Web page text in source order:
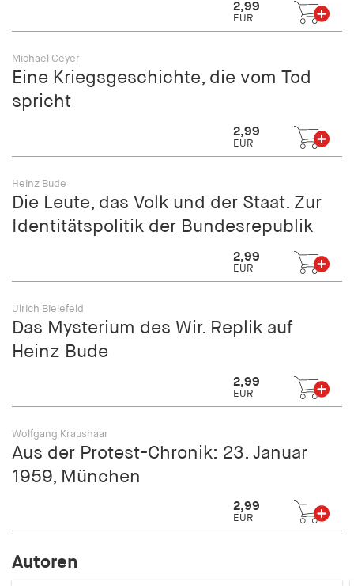
2,99
EUR
Michael Geyer
Eine Kriegsgeschichte, die vom Tod
spricht
2,99
EUR
Heinz Bude
Die Leute, das Volk und der Staat. Zur
Identitätspolitik der Bundesrepublik
2,99
EUR
Ulrich Bielefeld
Das Mysterium des Wir. Replik auf
Heinz Bude
2,99
EUR
Wolfgang Kraushaar
Aus der Protest-Chronik: 23. Januar
1959, München
2,99
EUR
Autoren